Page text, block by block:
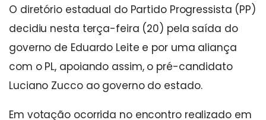
O diretório estadual do Partido Progressista (PP)
decidiu nesta terça-feira (20) pela saída do
governo de Eduardo Leite e por uma aliança
com o PL, apoiando assim, o pré-candidato
Luciano Zucco ao governo do estado.
Em votação ocorrida no encontro realizado em